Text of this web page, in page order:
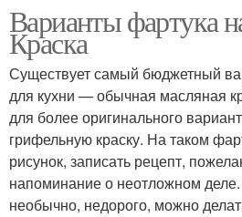
Варианты фартука
Краска
Существует самый бюджетный
для кухни — обычная масляная
для более оригинального
грифельную краску. На таком
рисунок, записать рецепт,
напоминание о неотложном
необычно, недорого, можно